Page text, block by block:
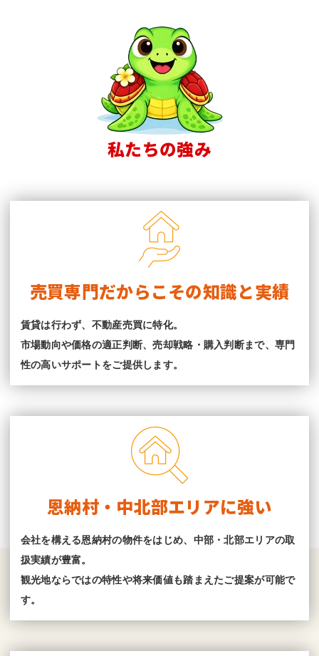
私たちの強み
売買専門だからこその知識と実績
賃貸は行わず、不動産売買に特化。
市場動向や価格の適正判断、売却戦略・購入判断まで、専門
性の高いサポートをご提供します。
恩納村・中北部エリアに強い
会社を構える恩納村の物件をはじめ、中部・北部エリアの取
扱実績が豊富。
観光地ならではの特性や将来価値も踏まえたご提案が可能で
す。